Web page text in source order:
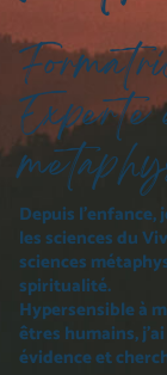
Depuis
les sciences du
sciences
spiritualité.
Hypersensible à
êtres humains,
évidence et